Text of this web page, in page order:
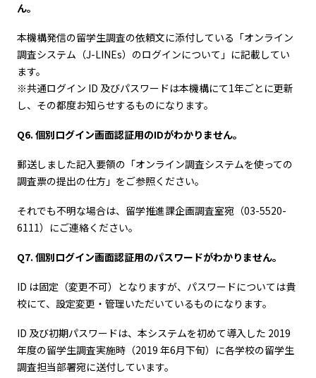
ん。
本機構発信の留学生調査の依頼文に添付している「オンライン
調査システム（J-LINEs）のログインについて」に記載してい
ます。
※共通ログイン ID 及びパスワードは本機構にて1年ごとに更新
し、その都度お知らせするものになります。
Q6. 個別ログイン画面認証用のIDがわかりません。
郵送しました記入要領の「オンライン調査システムを使っての
調査票の提出の仕方」をご参照ください。
それでも不明な場合は、留学推進課企画調査室宛（03-5520-
6111）にご連絡ください。
Q7. 個別ログイン画面認証用のパスワードがわかりません。
ID は固定（変更不可）となりますが、パスワードについては貴
校にて、設定変更・管理いただいているものになります。
ID 及び初期パスワードは、本システムを初めて導入した 2019
年度の留学生調査実施時（2019 年6月下旬）に各学校の留学生
調査担当部署宛に送付しています。